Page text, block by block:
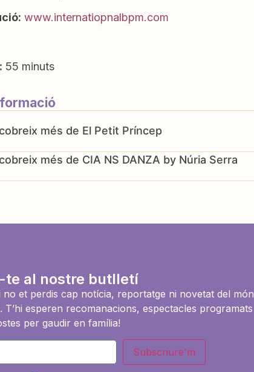
www.internatiopnalbpm.com
55 minuts
El Petit Príncep
CIA NS DANZA by Núria Serra
te al nostre butlletí
no et perdis cap notícia, reportatge ni novetat del món
esperen recomanacions, espectacles programats
per gaudir en família!
Subscriure'm